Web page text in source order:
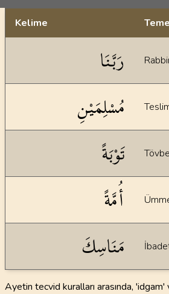
Kelime
رَبَّنَا
مُسْلِمَيْنِ
تَوْبَةً
أُمَّةً
مَنَاسِكَ
Ayetin tecvid kuralları arasında,